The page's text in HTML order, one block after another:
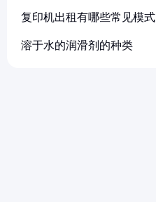
复印机出租有哪些常见模式
溶于水的润滑剂的种类